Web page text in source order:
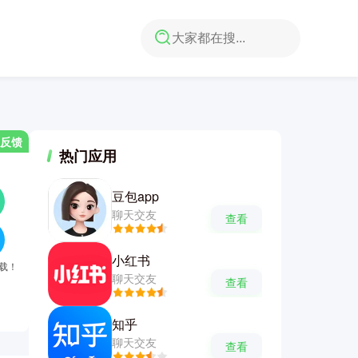
反馈
！
热门应用
豆包app
聊天交友 查看
小红书
聊天交友 查看
知乎
聊天交友 查看